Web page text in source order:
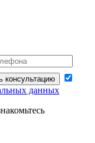
консультацию
данных